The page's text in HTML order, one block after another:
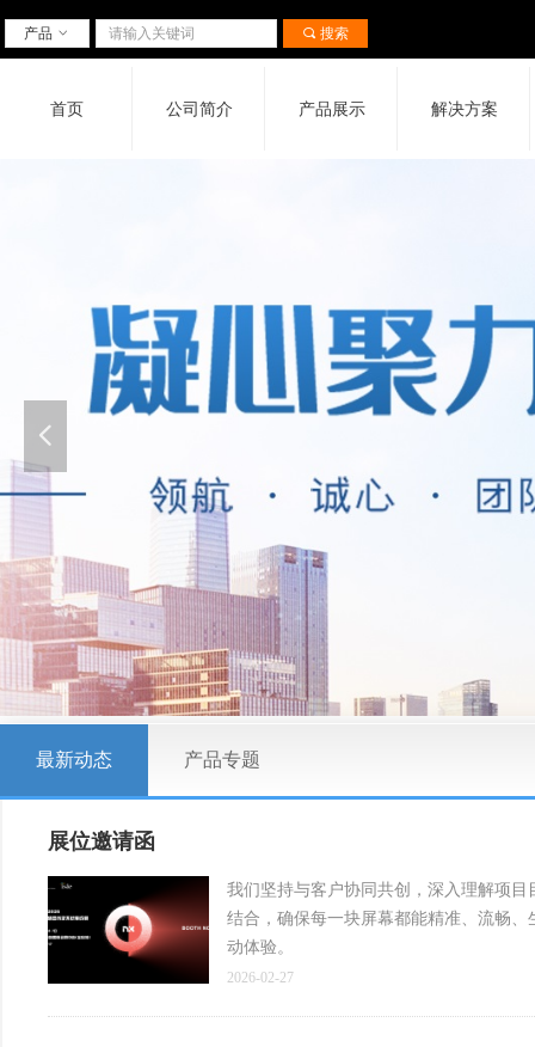
首页 公司简介 产品展示 解决方案
넳
끠 搜索
产品 ꀁ
最新动态 产品专题
展位邀请函
我们坚持与客户协同共创，深入理解项
结合，确保每一块屏幕都能精准、流畅
动体验。
2026-02-27